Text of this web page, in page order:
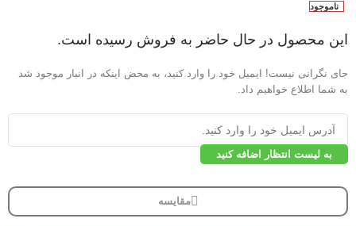
ناموجود
این محصول در حال حاضر به فروش رسیده است.
جای نگرانی نیست! ایمیل خود را وارد کنید، به محض اینکه در انبار موجود شد
به شما اطلاع خواهیم داد.
به لیست انتظار اضافه کنید
مقایسه